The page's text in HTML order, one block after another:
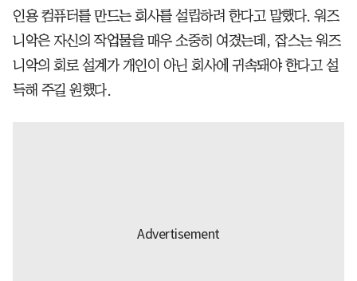
인용 컴퓨터를 만드는 회사를 설립하려 한다고 말했다. 워즈
니악은 자신의 작업물을 매우 소중히 여겼는데, 잡스는 워즈
니악의 회로 설계가 개인이 아닌 회사에 귀속돼야 한다고 설
득해 주길 원했다.